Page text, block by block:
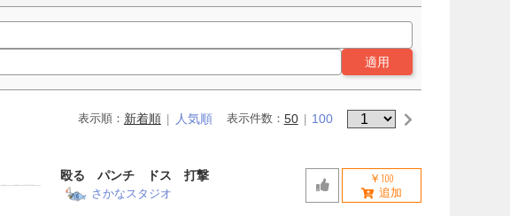
適用
表示順： 新着順 人気順 表示件数： 50 100
殴る パンチ ドス 打撃
さかなスタジオ
￥100